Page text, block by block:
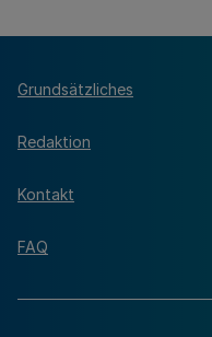
Grundsätzliches
Redaktion
Kontakt
FAQ